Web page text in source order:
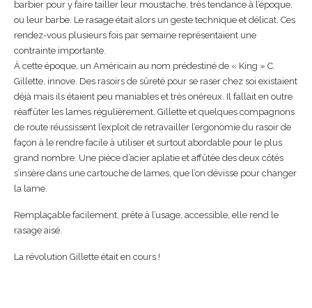
barbier pour y faire tailler leur moustache, très tendance à l’époque,
ou leur barbe. Le rasage était alors un geste technique et délicat. Ces
rendez-vous plusieurs fois par semaine représentaient une
contrainte importante.
À cette époque, un Américain au nom prédestiné de « King » C.
Gillette, innove. Des rasoirs de sûreté pour se raser chez soi existaient
déjà mais ils étaient peu maniables et très onéreux. Il fallait en outre
réaffûter les lames régulièrement. Gillette et quelques compagnons
de route réussissent l’exploit de retravailler l’ergonomie du rasoir de
façon à le rendre facile à utiliser et surtout abordable pour le plus
grand nombre. Une pièce d’acier aplatie et affûtée des deux côtés
s’insère dans une cartouche de lames, que l’on dévisse pour changer
la lame.
Remplaçable facilement, prête à l’usage, accessible, elle rend le
rasage aisé.
La révolution Gillette était en cours !